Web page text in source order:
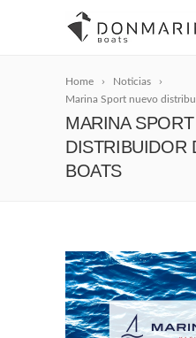
Home
Noticias
Marina Sport nuevo
MARINA
DISTRIBUIDOR
BOATS